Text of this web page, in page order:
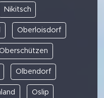
Nikitsch
Oberloisdorf
Olbendorf
Oslip